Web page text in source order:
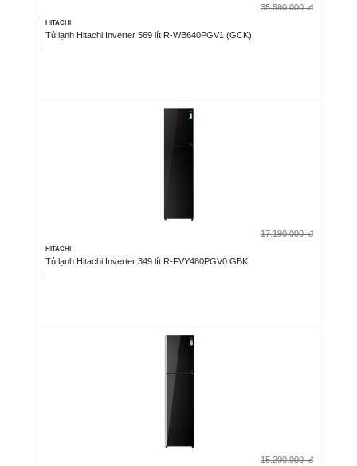
35.590.000 đ
HITACHI
Tủ lạnh Hitachi Inverter 569 lít R-WB640PGV1 (GCK)
17.190.000 đ
HITACHI
Tủ lạnh Hitachi Inverter 349 lít R-FVY480PGV0 GBK
15.200.000 đ